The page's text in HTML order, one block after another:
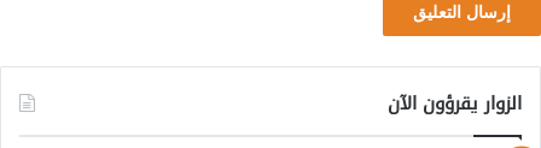
الزوار يقرؤون الآن